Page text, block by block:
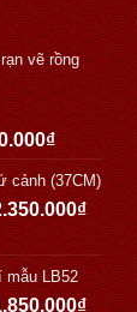
vẽ rồng
₫
cảnh (37CM)
₫
mẫu LB52
₫